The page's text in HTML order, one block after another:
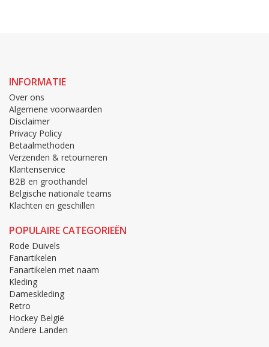
INFORMATIE
Over ons
Algemene voorwaarden
Disclaimer
Privacy Policy
Betaalmethoden
Verzenden & retourneren
Klantenservice
B2B en groothandel
Belgische nationale teams
Klachten en geschillen
POPULAIRE CATEGORIEËN
Rode Duivels
Fanartikelen
Fanartikelen met naam
Kleding
Dameskleding
Retro
Hockey België
Andere Landen